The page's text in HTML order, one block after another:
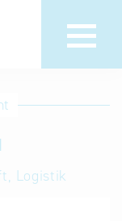
Logistik